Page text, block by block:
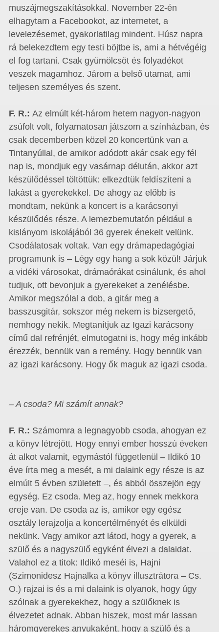
muszájmegszakításokkal. November 22-én
elhagytam a Facebookot, az internetet, a
levelezésemet, gyakorlatilag mindent. Húsz napra
rá belekezdtem egy testi böjtbe is, ami a hétvégéig
el fog tartani. Csak gyümölcsöt és folyadékot
veszek magamhoz. Járom a belső utamat, ami
teljesen személyes és szent.
F. R.: Az elmúlt két-három hetem nagyon-nagyon
zsúfolt volt, folyamatosan játszom a színházban, és
csak decemberben közel 20 koncertünk van a
Tintanyúllal, de amikor adódott akár csak egy fél
nap is, mondjuk egy vasárnap délután, akkor azt
készülődéssel töltöttük: elkezdtük feldíszíteni a
lakást a gyerekekkel. De ahogy az előbb is
mondtam, nekünk a koncert is a karácsonyi
készülődés része. A lemezbemutatón például a
kislányom iskolájából 36 gyerek énekelt velünk.
Csodálatosak voltak. Van egy drámapedagógiai
programunk is – Légy egy hang a sok közül! Járjuk
a vidéki városokat, drámaórákat csinálunk, és ahol
tudjuk, ott bevonjuk a gyerekeket a zenélésbe.
Amikor megszólal a dob, a gitár meg a
basszusgitár, sokszor még nekem is bizsergető,
nemhogy nekik. Megtanítjuk az Igazi karácsony
című dal refrénjét, elmutogatni is, hogy még inkább
érezzék, bennük van a remény. Hogy bennük van
az igazi karácsony. Hogy ők maguk az igazi csoda.
– A csoda? Mi számít annak?
F. R.: Számomra a legnagyobb csoda, ahogyan ez
a könyv létrejött. Hogy ennyi ember hosszú éveken
át alkot valamit, egymástól függetlenül – Ildikó 10
éve írta meg a mesét, a mi dalaink egy része is az
elmúlt 5 évben született –, és abból összejön egy
egység. Ez csoda. Meg az, hogy ennek mekkora
ereje van. De csoda az is, amikor egy egész
osztály lerajzolja a koncertélményét és elküldi
nekünk. Vagy amikor azt látod, hogy a gyerek, a
szülő és a nagyszülő egyként élvezi a dalaidat.
Valahol ez a titok: Ildikó meséi is, Hajni
(Szimonidesz Hajnalka a könyv illusztrátora – Cs.
O.) rajzai is és a mi dalaink is olyanok, hogy úgy
szólnak a gyerekekhez, hogy a szülőknek is
élvezetet adnak. Abban hiszek, most már lassan
háromgyerekes anyukaként, hogy a szülő és a